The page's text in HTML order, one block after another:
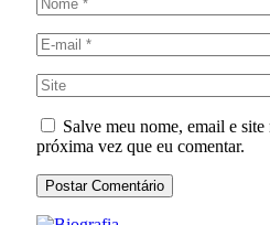
Salve meu nome, email e site
próxima vez que eu comentar.